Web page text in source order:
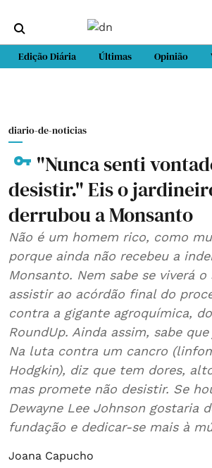
Edição Diária Últimas Opinião
diario-de-noticias
"Nunca senti
desistir." Eis o
derrubou a Monsanto
Não é um homem rico, como
porque ainda não recebeu a
Monsanto. Nem sabe se viverá
assistir ao acórdão final do
contra a gigante agroquímica,
RoundUp. Ainda assim, sabe
Na luta contra um cancro
Hodgkin), diz que tem dores,
mas promete não desistir. Se
Dewayne Lee Johnson gostaria
fundação e dedicar-se mais à
Joana Capucho